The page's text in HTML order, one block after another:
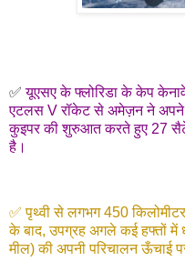
✅यूएसए के फ्लोरिडा के केप
एटलस V रॉकेट से अमेज़न ने अपने
कुइपर की शुरुआत करते हुए 27
है।
✅ पृथ्वी से लगभग 450
के बाद, उपग्रह अगले कई हफ्तों में
मील) की अपनी परिचालन ऊँचाई